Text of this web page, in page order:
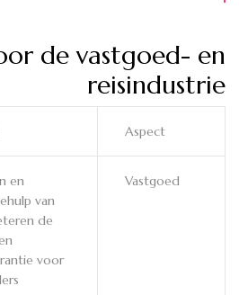
de vastgoed- en
reisindustrie
Aspect
Vastgoed
en
van
de
voor